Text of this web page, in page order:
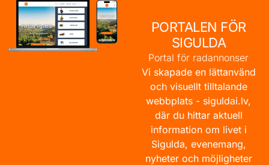
PORTALEN FÖR
SIGULDA
Portal för radannonser
Vi skapade en lättanvänd
och visuellt tilltalande
webbplats - siguldai.lv,
där du hittar aktuell
information om livet i
Sigulda, evenemang,
nyheter och möjligheter